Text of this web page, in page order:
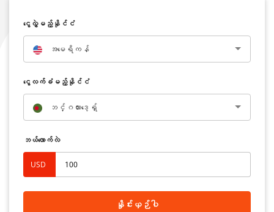
‌ငွေလွှဲမည့်နိုင်ငံ
အမေရိကန်
‌ငွေလက်ခံမည့်နိုင်ငံ
ဘင်္ဂလားဒေ့ရှ်
ဘယ်လောက်လဲ
USD
နှိုင်းယှဉ်ပါ